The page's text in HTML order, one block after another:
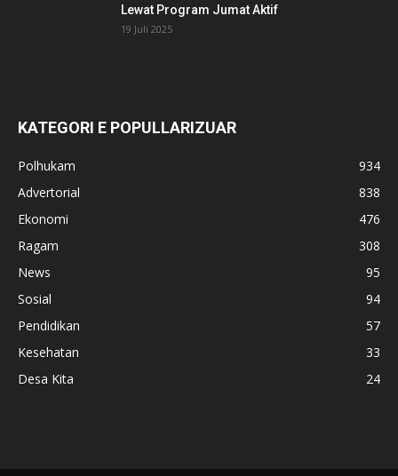
Lewat Program Jumat Aktif
19 Juli 2025
KATEGORI E POPULLARIZUAR
Polhukam
934
Advertorial
838
Ekonomi
476
Ragam
308
News
95
Sosial
94
Pendidikan
57
Kesehatan
33
Desa Kita
24